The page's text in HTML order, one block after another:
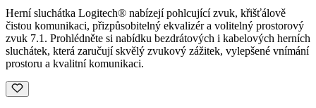
Herní sluchátka Logitech® nabízejí pohlcující zvuk, křišťálově
čistou komunikaci, přizpůsobitelný ekvalizér a volitelný prostorový
zvuk 7.1. Prohlédněte si nabídku bezdrátových i kabelových herních
sluchátek, která zaručují skvělý zvukový zážitek, vylepšené vnímání
prostoru a kvalitní komunikaci.